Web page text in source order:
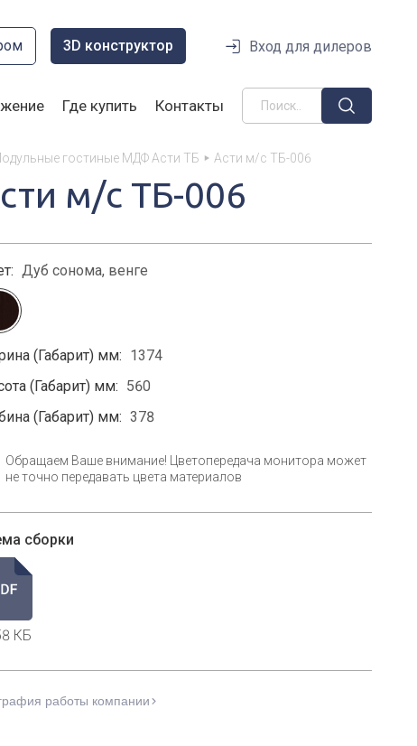
3D конструктор Вход для дилеров
Где купить Контакты
гостиные МДФ Асти ТБ Асти м/с ТБ-006
м/с ТБ-006
Дуб сонома, венге
(Габарит) мм: 1374
(Габарит) мм: 560
(Габарит) мм: 378
Обращаем Ваше внимание! Цветопередача монитора может
не точно передавать цвета материалов
сборки
КБ
работы компании